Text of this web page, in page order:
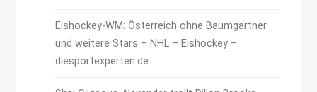
Eishockey-WM: Österreich ohne Baumgartner
und weitere Stars – NHL – Eishockey –
diesportexperten.de